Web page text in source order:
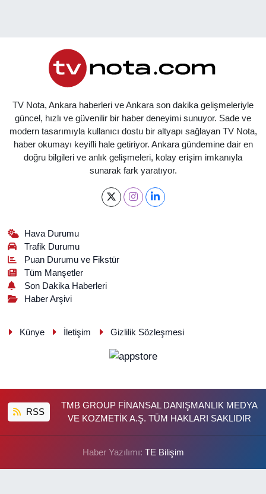
TV Nota, Ankara haberleri ve Ankara son dakika gelişmeleriyle
güncel, hızlı ve güvenilir bir haber deneyimi sunuyor. Sade ve
modern tasarımıyla kullanıcı dostu bir altyapı sağlayan TV Nota,
haber okumayı keyifli hale getiriyor. Ankara gündemine dair en
doğru bilgileri ve anlık gelişmeleri, kolay erişim imkanıyla
sunarak fark yaratıyor.
Hava Durumu
Trafik Durumu
Puan Durumu ve Fikstür
Tüm Manşetler
Son Dakika Haberleri
Haber Arşivi
Künye İletişim Gizlilik Sözleşmesi
RSS
TMB GROUP FİNANSAL DANIŞMANLIK MEDYA
VE KOZMETİK A.Ş. TÜM HAKLARI SAKLIDIR
Haber Yazılımı: TE Bilişim